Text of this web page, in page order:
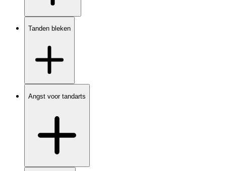
Tanden bleken
Angst voor tandarts